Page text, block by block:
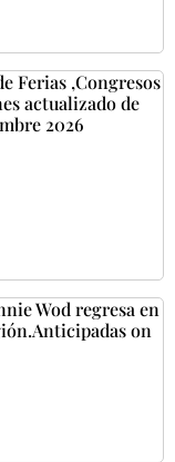
Ferias ,Congresos
actualizado de
2026
Wod regresa en
on